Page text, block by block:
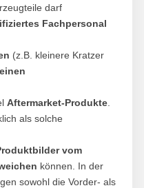
darf
Fachpersonal
(z.B. kleinere Kratzer
Aftermarket-Produkte
als solche
vom
können. In der
sowohl die Vorder- als